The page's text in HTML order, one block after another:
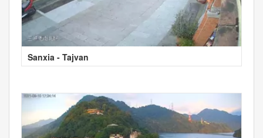
Sanxia - Tajvan